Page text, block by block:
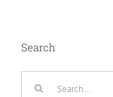
Search